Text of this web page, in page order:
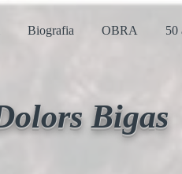
Biografia OBRA 50
Bigas